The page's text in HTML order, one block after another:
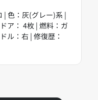
| 色：灰(グレー)系 |
ア： 4枚 | 燃料：ガ
ル：右 | 修復歴：